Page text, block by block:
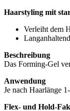
Haarstyling mit
Verleiht dem
Beschreibung
Das Forming-Gel
Anwendung
Je nach Haarlänge
Flex- und Hold-